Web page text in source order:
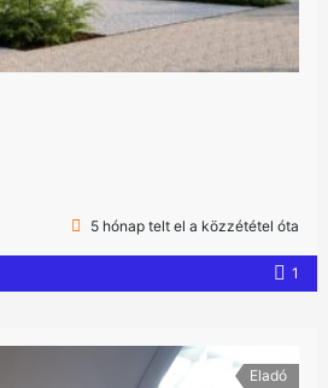
5 hónap telt el a közzététel óta
1
Eladó